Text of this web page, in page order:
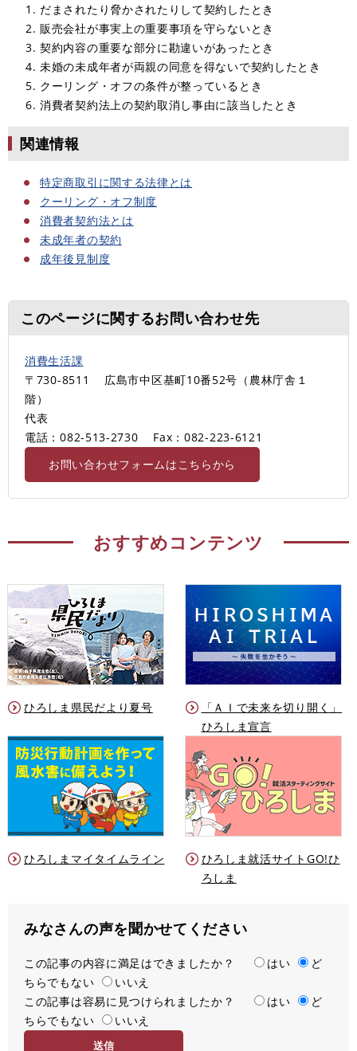
だまされたり脅かされたりして契約したとき
販売会社が事実上の重要事項を守らないとき
契約内容の重要な部分に勘違いがあったとき
未婚の未成年者が両親の同意を得ないで契約したとき
クーリング・オフの条件が整っているとき
消費者契約法上の契約取消し事由に該当したとき
関連情報
特定商取引に関する法律とは
クーリング・オフ制度
消費者契約法とは
未成年者の契約
成年後見制度
このページに関するお問い合わせ先
消費生活課
〒730-8511
広島市中区基町10番52号（農林庁舎１
階）
代表
電話：082-513-2730
Fax：082‐223-6121
お問い合わせフォームはこちらから
おすすめコンテンツ
ひろしま県民だより夏号
「ＡＩで未来を切り開く」
ひろしま宣言
ひろしまマイタイムライン
ひろしま就活サイトGO!ひ
ろしま
みなさんの声を聞かせてください
満
足
度
この記事の内容に満足はできましたか？ はい
ど
ちらでもない
いいえ
容
易
この記事は容易に見つけられましたか？ はい
ど
ちらでもない
いいえ